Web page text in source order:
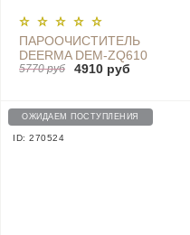
ПАРООЧИСТИТЕЛЬ
DEERMA DEM-ZQ610
5770 руб 4910 руб
ОЖИДАЕМ ПОСТУПЛЕНИЯ
ID: 270524